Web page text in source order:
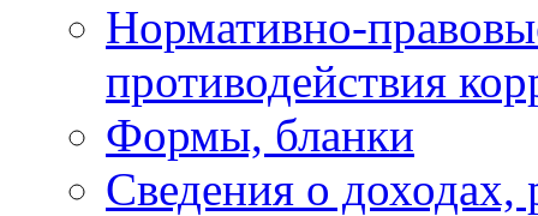
Нормативно-
противодействия
Формы, бланки
Сведения о доходах,